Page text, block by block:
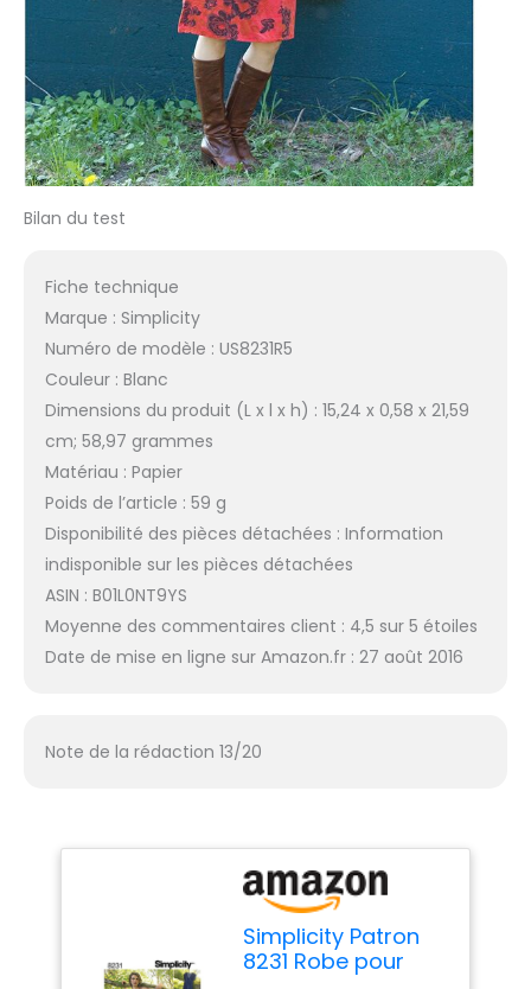
Bilan du test
Fiche technique
Marque : Simplicity
Numéro de modèle : US8231R5
Couleur : Blanc
Dimensions du produit (L x l x h) : 15,24 x 0,58 x 21,59
cm; 58,97 grammes
Matériau : Papier
Poids de l’article : 59 g
Disponibilité des pièces détachées : Information
indisponible sur les pièces détachées
ASIN : B01L0NT9YS
Moyenne des commentaires client : 4,5 sur 5 étoiles
Date de mise en ligne sur Amazon.fr : 27 août 2016
Note de la rédaction 13/20
Simplicity Patron
8231 Robe pour